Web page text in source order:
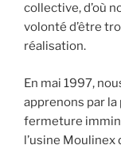
collective, d’où
volonté d’être
réalisation.
En mai 1997,
apprenons par la
fermeture
l’usine Moulinex